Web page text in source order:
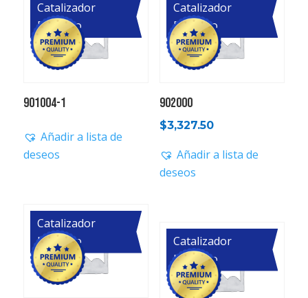
Catalizador
Primario
901004-1
Añadir a lista de
deseos
Catalizador
Primario
902000
$3,327.50
Añadir a lista de
deseos
Catalizador
Primario
Catalizador
Primario